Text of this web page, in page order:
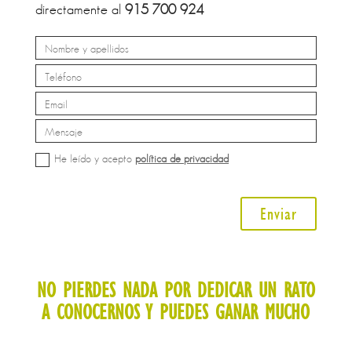
directamente al 915 700 924
He leído y acepto política de privacidad
Enviar
NO PIERDES NADA POR DEDICAR UN RATO
A CONOCERNOS Y PUEDES GANAR MUCHO